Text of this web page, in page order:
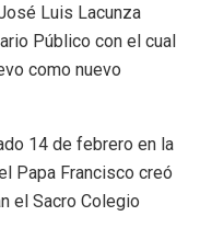
Luis Lacunza
Público con el cual
como nuevo
14 de febrero en la
Papa Francisco creó
el Sacro Colegio